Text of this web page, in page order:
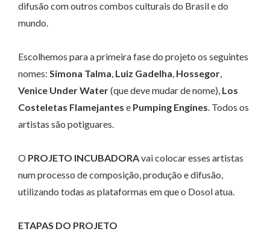
difusão com outros combos culturais do Brasil e do
mundo.
Escolhemos para a primeira fase do projeto os seguintes
nomes: Simona Talma, Luiz Gadelha, Hossegor,
Venice Under Water(que deve mudar de nome), Los
Costeletas Flamejantes e Pumping Engines. Todos os
artistas são potiguares.
O PROJETO INCUBADORAvai colocar esses artistas
num processo de composição, produção e difusão,
utilizando todas as plataformas em que o Dosol atua.
ETAPAS DO PROJETO